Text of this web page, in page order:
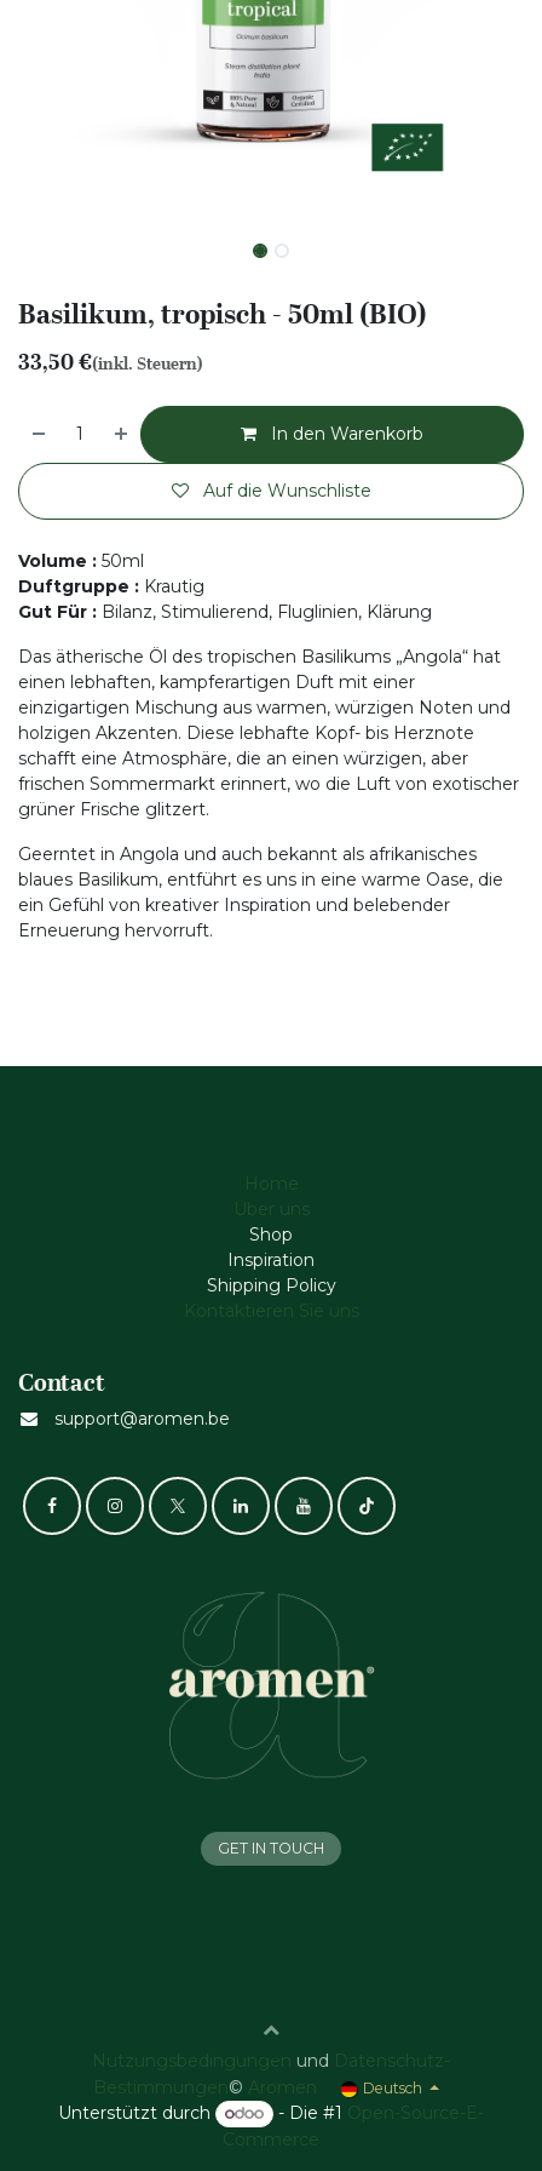
Basilikum, tropisch - 50ml (BIO)
33,50€(inkl. Steuern)
In den Warenkorb
Auf die Wunschliste
Volume : 50ml
Duftgruppe : Krautig
Gut Für : Bilanz, Stimulierend, Fluglinien, Klärung
Das ätherische Öl des tropischen Basilikums „Angola“ hat
einen lebhaften, kampferartigen Duft mit einer
einzigartigen Mischung aus warmen, würzigen Noten und
holzigen Akzenten. Diese lebhafte Kopf- bis Herznote
schafft eine Atmosphäre, die an einen würzigen, aber
frischen Sommermarkt erinnert, wo die Luft von exotischer
grüner Frische glitzert.
Geerntet in Angola und auch bekannt als afrikanisches
blaues Basilikum, entführt es uns in eine warme Oase, die
ein Gefühl von kreativer Inspiration und belebender
Erneuerung hervorruft.
Home
Über uns
Shop
Inspiration
Shipping Policy
Kontaktieren Sie uns
Contact
support@aromen.be
GET IN TOUCH
Nutzungsbedingungen und
Datenschutz-
Bestimmungen © Aromen Deutsch
Unterstützt durch - Die #1 Open-Source-E-
Commerce